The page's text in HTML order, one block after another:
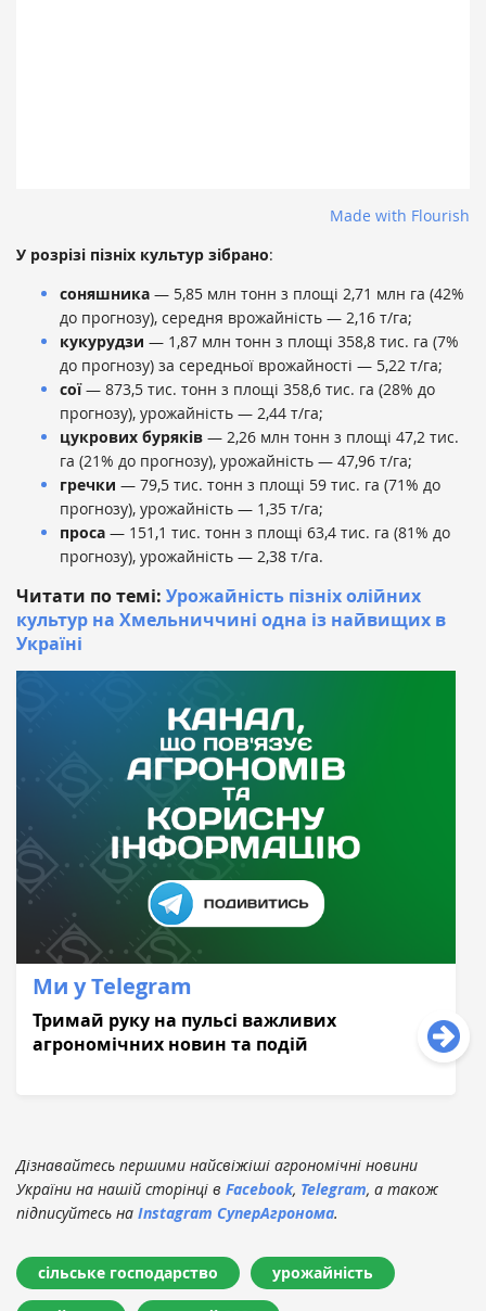
Made with Flourish
У розрізі пізніх культур зібрано:
соняшника — 5,85 млн тонн з площі 2,71 млн га (42%
до прогнозу), середня врожайність — 2,16 т/га;
кукурудзи — 1,87 млн тонн з площі 358,8 тис. га (7%
до прогнозу) за середньої врожайності — 5,22 т/га;
сої— 873,5 тис. тонн з площі 358,6 тис. га (28% до
прогнозу), урожайність — 2,44 т/га;
цукрових буряків — 2,26 млн тонн з площі 47,2 тис.
га (21% до прогнозу), урожайність — 47,96 т/га;
гречки — 79,5 тис. тонн з площі 59 тис. га (71% до
прогнозу), урожайність — 1,35 т/га;
проса — 151,1 тис. тонн з площі 63,4 тис. га (81% до
прогнозу), урожайність — 2,38 т/га.
Читати по темі: Урожайність пізніх олійних
культур на Хмельниччині одна із найвищих в
Україні
Ми у Telegram
Тримай руку на пульсі важливих
агрономічних новин та подій
Дізнавайтесь першими найсвіжіші агрономічні новини
України на нашій сторінці в Facebook, Telegram, а також
підписуйтесь на Instagram СуперАгронома.
сільське господарство урожайність